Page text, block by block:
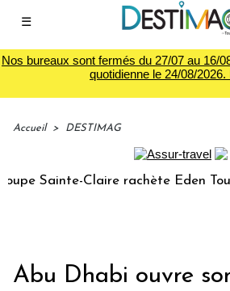
☰
Nos bureaux sont fermés du 27/07 au 16/
quotidienne le 24/08/2026.
Accueil > DESTIMAG
Sainte-Claire rachète Eden Tour
Abu Dhabi ouvre